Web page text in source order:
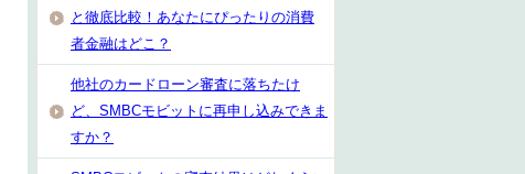
と徹底比較！あなたにぴったりの消費
者金融はどこ？
他社のカードローン審査に落ちたけ
ど、SMBCモビットに再申し込みできま
すか？